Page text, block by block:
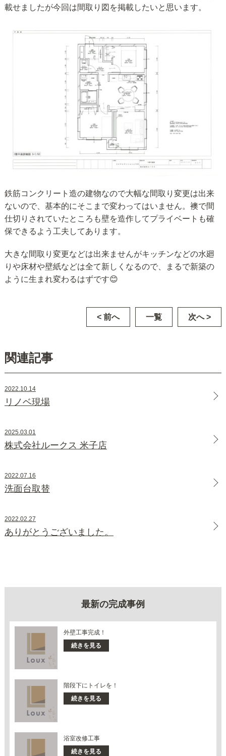
載せましたが今回は間取り図を掲載したいと思います。
鉄筋コンクリート造の建物なので大幅な間取り変更は出来
ないので、基本的にそこまで変わってはいません。襖で間
仕切りされていたところも壁を造作してプライベートも確
保できるよう工夫してあります。
大きな間取り変更などは出来ませんがキッチンなどの水廻
りや床材や壁紙などは全て新しくなるので、まるで新築の
ように生まれ変わるはずです😊
< 前へ 一覧 次へ >
関連記事
2022.10.14
リノベ現場
2025.03.01
株式会社ルークス 米子店
2022.07.16
洗面台取替
2022.02.27
ありがとうございました。
最新の完成事例
外壁工事完成！
続きを見る
階段下にトイレを！
続きを見る
浴室改修工事
続きを見る